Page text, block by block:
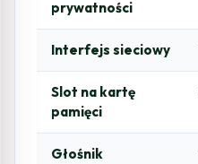
prywatności
Interfejs sieciowy
Slot na kartę
pamięci
Głośnik